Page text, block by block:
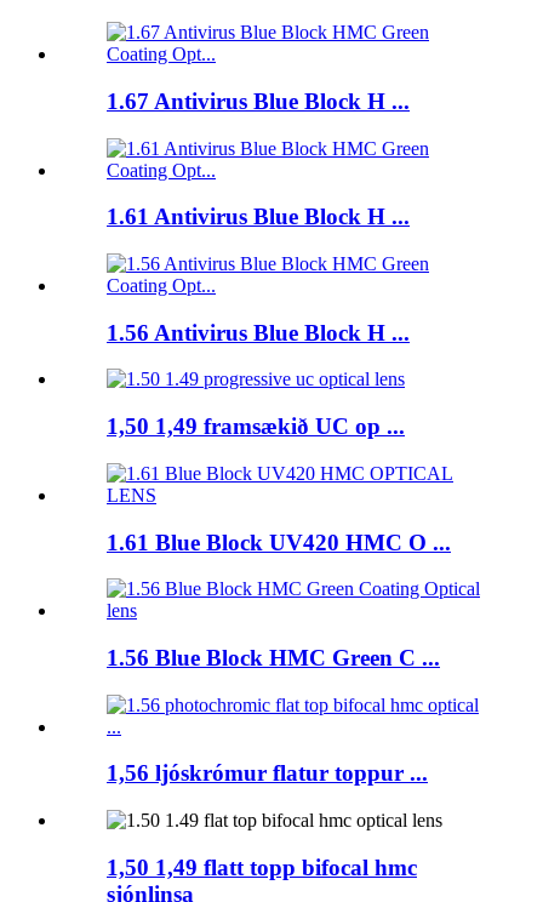
1.67 Antivirus Blue Block H ...
1.61 Antivirus Blue Block H ...
1.56 Antivirus Blue Block H ...
1,50 1,49 framsækið UC op ...
1.61 Blue Block UV420 HMC O ...
1.56 Blue Block HMC Green C ...
1,56 ljóskrómur flatur toppur ...
1,50 1,49 flatt topp bifocal hmc
sjónlinsa